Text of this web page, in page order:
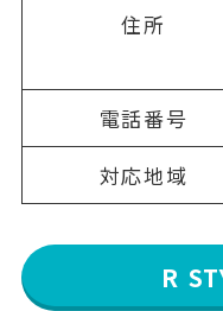
住所
電話番号
対応地域
R